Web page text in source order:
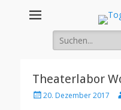
Integration von
Suche
nach:
Theaterlabor
Posted20. Dezember 2017